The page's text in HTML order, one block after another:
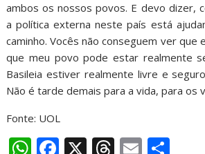
ambos os nossos povos. E devo dizer,
a política externa neste país está
caminho. Vocês não conseguem ver que
que meu povo pode estar realmente
Basileia estiver realmente livre e
Não é tarde demais para a vida, para os
Fonte: UOL